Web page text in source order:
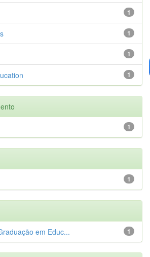
1
1
1
1
1
1
1
em Educ...